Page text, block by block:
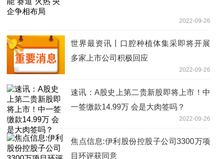
2022-09-26
世界最资讯丨口腔种植体集采即将开展
多家上市公司积极回应
2022-09-26
速讯：A股史上第二贵新股即将上市！中
一签缴款14.99万 会是大肉签吗？
2022-09-26
焦点信息:伊利股份控股子公司3300万项
目环评获同意